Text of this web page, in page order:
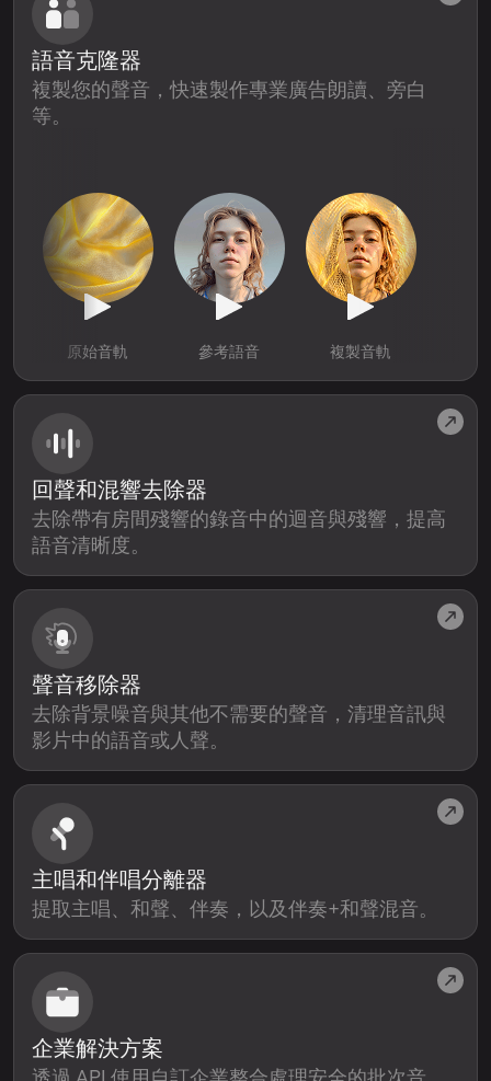
聲音移除器
去除背景噪音與其他不需要的聲音，清理音訊與
影片中的語音或人聲。
企業解決方案
語音克隆器
複製您的聲音，快速製作專業廣告朗讀、旁白
等。
原始音軌 參考語音 複製音軌
回聲和混響去除器
去除帶有房間殘響的錄音中的迴音與殘響，提高
語音清晰度。
主唱和伴唱分離器
提取主唱、和聲、伴奏，以及伴奏+和聲混音。